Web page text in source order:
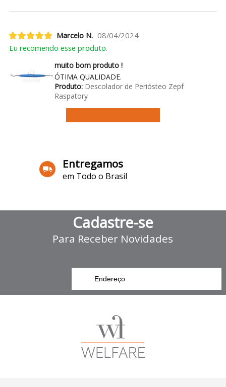
Marcelo N. 08/04/2024
Eu recomendo esse produto.
muito bom produto !
ÓTIMA QUALIDADE.
Produto:Descolador de Periósteo Zepf
Raspatory
Entregamos
em Todo o Brasil
Cadastre-se
Para Receber Novidades